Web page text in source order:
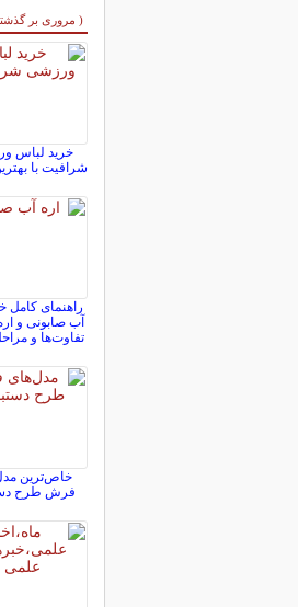
( مروری بر
خرید لباس
شرافیت با
راهنمای کامل
آب صابونی و
تفاوت‌ها و
خاص‌ترین
فرش طرح